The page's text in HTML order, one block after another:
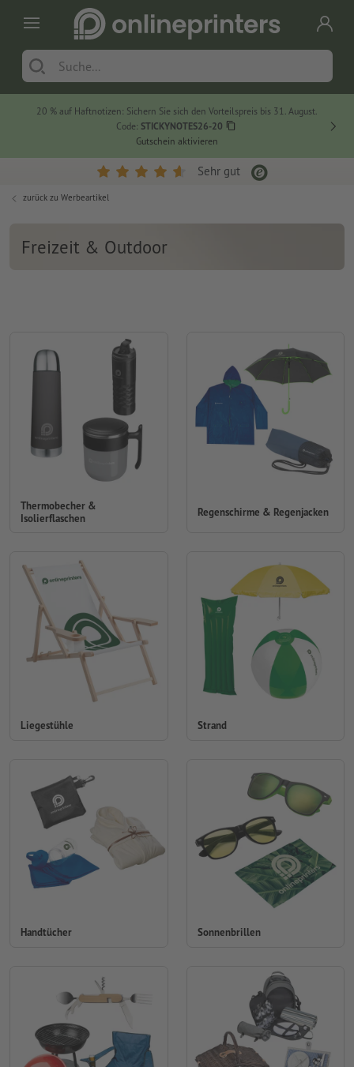
20 % auf Haftnotizen: Sichern Sie sich den Vorteilspreis bis 31. August.
Code: STICKYNOTES26-20
Gutschein aktivieren
Sehr gut
zurück zu Werbeartikel
Freizeit & Outdoor
Thermobecher &
Isolierflaschen
Regenschirme & Regenjacken
Liegestühle Strand
Handtücher Sonnenbrillen